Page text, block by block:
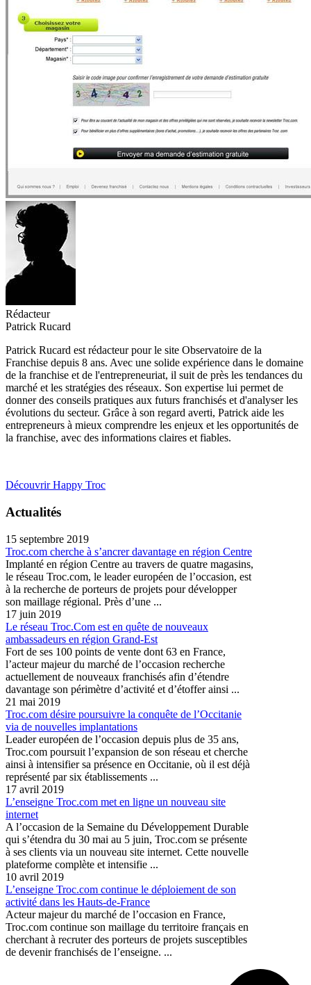
Rédacteur
Patrick Rucard
Patrick Rucard est rédacteur pour le site Observatoire de la
Franchise depuis 8 ans. Avec une solide expérience dans le domaine
de la franchise et de l'entrepreneuriat, il suit de près les tendances du
marché et les stratégies des réseaux. Son expertise lui permet de
donner des conseils pratiques aux futurs franchisés et d'analyser les
évolutions du secteur. Grâce à son regard averti, Patrick aide les
entrepreneurs à mieux comprendre les enjeux et les opportunités de
la franchise, avec des informations claires et fiables.
Découvrir Happy Troc
Actualités
15 septembre 2019
Troc.com cherche à s’ancrer davantage en région Centre
Implanté en région Centre au travers de quatre magasins,
le réseau Troc.com, le leader européen de l’occasion, est
à la recherche de porteurs de projets pour développer
son maillage régional. Près d’une ...
17 juin 2019
Le réseau Troc.Com est en quête de nouveaux
ambassadeurs en région Grand-Est
Fort de ses 100 points de vente dont 63 en France,
l’acteur majeur du marché de l’occasion recherche
actuellement de nouveaux franchisés afin d’étendre
davantage son périmètre d’activité et d’étoffer ainsi ...
21 mai 2019
Troc.com désire poursuivre la conquête de l’Occitanie
via de nouvelles implantations
Leader européen de l’occasion depuis plus de 35 ans,
Troc.com poursuit l’expansion de son réseau et cherche
ainsi à intensifier sa présence en Occitanie, où il est déjà
représenté par six établissements ...
17 avril 2019
L’enseigne Troc.com met en ligne un nouveau site
internet
A l’occasion de la Semaine du Développement Durable
qui s’étendra du 30 mai au 5 juin, Troc.com se présente
à ses clients via un nouveau site internet. Cette nouvelle
plateforme complète et intensifie ...
10 avril 2019
L’enseigne Troc.com continue le déploiement de son
activité dans les Hauts-de-France
Acteur majeur du marché de l’occasion en France,
Troc.com continue son maillage du territoire français en
cherchant à recruter des porteurs de projets susceptibles
de devenir franchisés de l’enseigne. ...